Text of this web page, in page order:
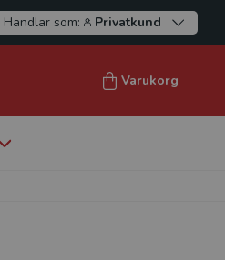
Handlar som: Privatkund
Varukorg